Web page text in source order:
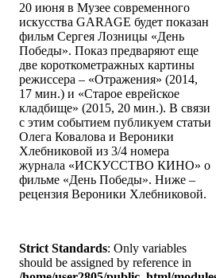
20 июня в Музее современного
искусства GARAGE будет показан
фильм Сергея Лозницы «День
Победы». Показ предваряют еще
две короткометражных картины
режиссера – «Отражения» (2014,
17 мин.) и «Старое еврейское
кладбище» (2015, 20 мин.). В связи
с этим событием публикуем статьи
Олега Ковалова и Вероники
Хлебниковой из 3/4 номера
журнала «ИСКУССТВО КИНО» о
фильме «День Победы». Ниже –
рецензия Вероники Хлебниковой.
Strict Standards: Only variables
should be assigned by reference in